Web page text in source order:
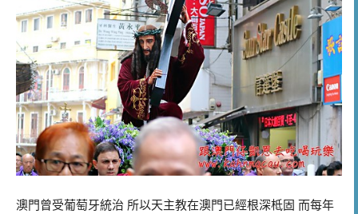
澳門曾受葡萄牙統治 所以天主教在澳門已經根深柢固 而每年